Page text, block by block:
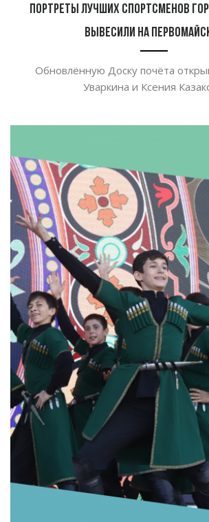
Портреты лучших спортсменов
вывесили на
Обновлённую Доску почёта
Уваркина и Ксения